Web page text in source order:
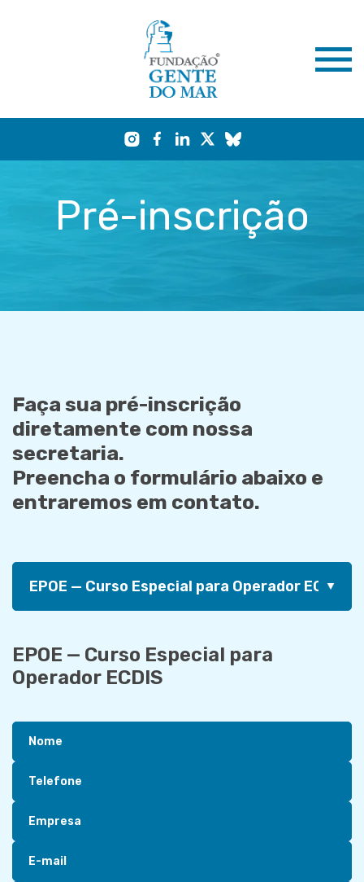
Pré-inscrição
Faça sua pré-inscrição
diretamente com nossa
secretaria.
Preencha o formulário abaixo e
entraremos em contato.
EPOE — Curso Especial para
Operador ECDIS
Nome
Telefone
Empresa
E-mail